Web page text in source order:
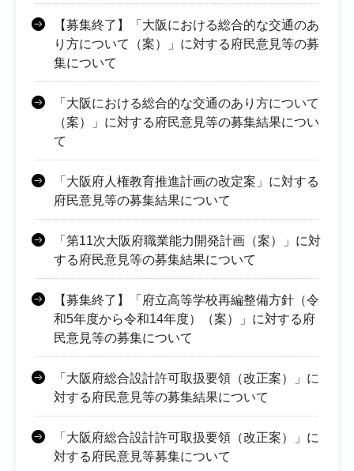
【募集終了】「大阪における総合的な交通のあ
り方について（案）」に対する府民意見等の募
集について
「大阪における総合的な交通のあり方について
（案）」に対する府民意見等の募集結果につい
て
「大阪府人権教育推進計画の改定案」に対する
府民意見等の募集結果について
「第11次大阪府職業能力開発計画（案）」に対
する府民意見等の募集結果について
【募集終了】「府立高等学校再編整備方針（令
和5年度から令和14年度）（案）」に対する府
民意見等の募集について
「大阪府総合設計許可取扱要領（改正案）」に
対する府民意見等の募集結果について
「大阪府総合設計許可取扱要領（改正案）」に
対する府民意見等募集について